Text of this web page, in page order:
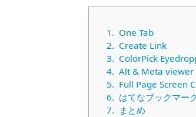
1. One Tab
2. Create Link
3. ColorPick
4. Alt & Meta viewer
5. Full Page Screen
6. はてなブックマー
7. まとめ